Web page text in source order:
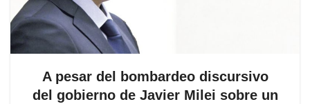
A pesar del bombardeo discursivo
del gobierno de Javier Milei sobre un